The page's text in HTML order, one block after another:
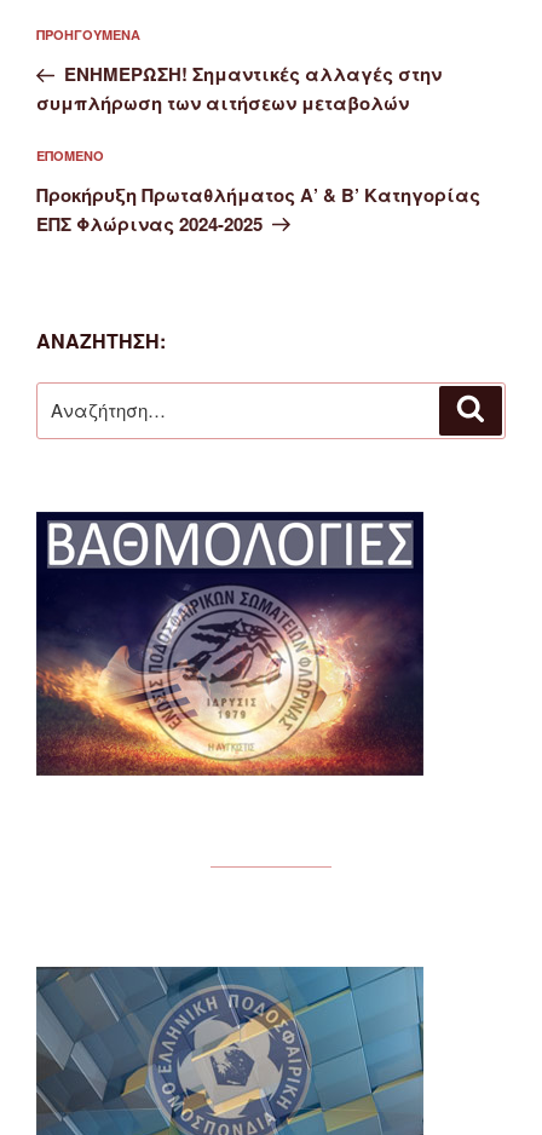
άρθρων
Προηγούμενο
άρθρο
ΠΡΟΗΓΟΎΜΕΝΑ
ΕΝΗΜΕΡΩΣΗ! Σημαντικές αλλαγές στην
συμπλήρωση των αιτήσεων μεταβολών
Επόμενο
άρθρο
ΕΠΌΜΕΝΟ
Προκήρυξη Πρωταθλήματος Α’ & Β’ Κατηγορίας
ΕΠΣ Φλώρινας 2024-2025
ΑΝΑΖΉΤΗΣΗ:
για: